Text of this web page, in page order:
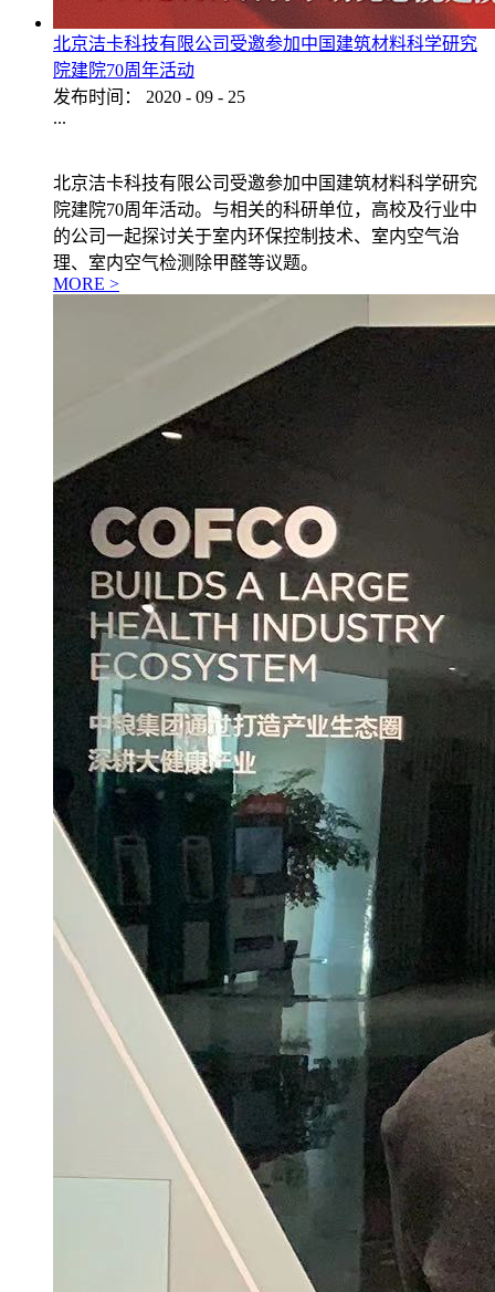
北京洁卡科技有限公司受邀参加中国建筑材料科学研究
院建院70周年活动
发布时间：
2020 - 09 - 25
...
北京洁卡科技有限公司受邀参加中国建筑材料科学研究
院建院70周年活动。与相关的科研单位，高校及行业中
的公司一起探讨关于室内环保控制技术、室内空气治
理、室内空气检测除甲醛等议题。
MORE >